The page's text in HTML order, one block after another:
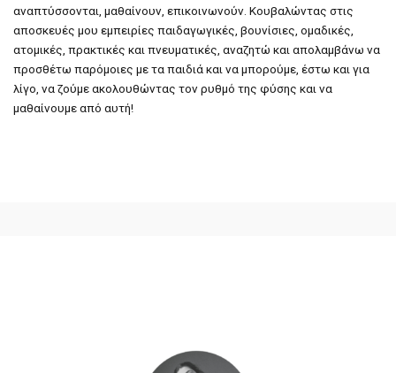
αναπτύσσονται, μαθαίνουν, επικοινωνούν. Κουβαλώντας στις
αποσκευές μου εμπειρίες παιδαγωγικές, βουνίσιες, ομαδικές,
ατομικές, πρακτικές και πνευματικές, αναζητώ και απολαμβάνω να
προσθέτω παρόμοιες με τα παιδιά και να μπορούμε, έστω και για
λίγο, να ζούμε ακολουθώντας τον ρυθμό της φύσης και να
μαθαίνουμε από αυτή!